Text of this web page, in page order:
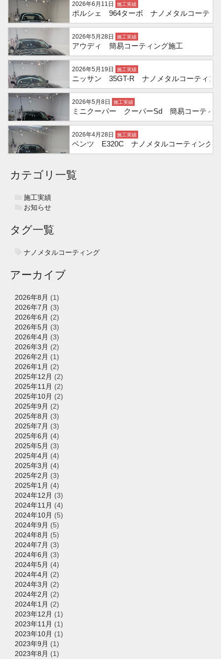
2026年6月11日 施工実績
ポルシェ 964ターボ ナノメタルコーティ
2026年5月28日 施工実績
アウディ 簡易コーティング施工
2026年5月19日 施工実績
ニッサン 35GT-R ナノメタルコーティン
2026年5月8日 施工実績
ミニクーパー クーパーSd 簡易コーティ
2026年4月28日 施工実績
ベンツ E320C ナノメタルコーティング施
カテゴリ一覧
施工実績
お知らせ
タグ一覧
ナノメタルコーティング
アーカイブ
2026年8月 (1)
2026年7月 (3)
2026年6月 (2)
2026年5月 (3)
2026年4月 (3)
2026年3月 (2)
2026年2月 (1)
2026年1月 (2)
2025年12月 (2)
2025年11月 (2)
2025年10月 (2)
2025年9月 (2)
2025年8月 (3)
2025年7月 (3)
2025年6月 (4)
2025年5月 (3)
2025年4月 (4)
2025年3月 (4)
2025年2月 (3)
2025年1月 (4)
2024年12月 (3)
2024年11月 (4)
2024年10月 (5)
2024年9月 (5)
2024年8月 (5)
2024年7月 (3)
2024年6月 (3)
2024年5月 (4)
2024年4月 (2)
2024年3月 (2)
2024年2月 (2)
2024年1月 (2)
2023年12月 (1)
2023年11月 (1)
2023年10月 (1)
2023年9月 (1)
2023年8月 (1)